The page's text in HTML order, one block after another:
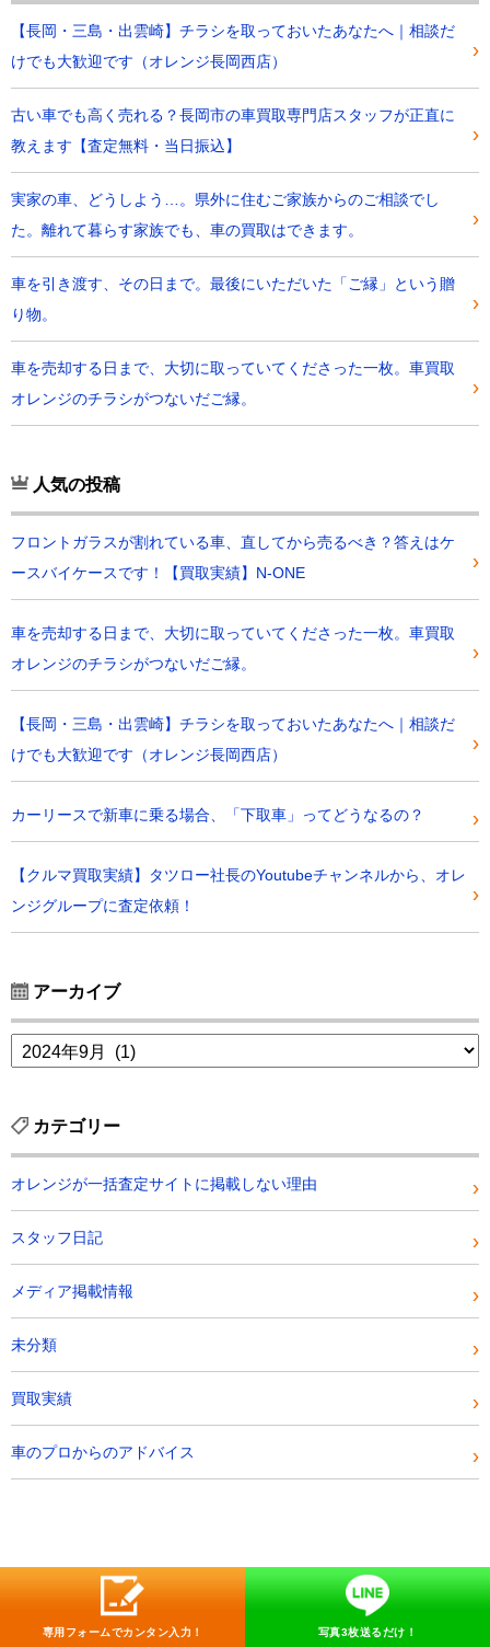
【長岡・三島・出雲崎】チラシを取っておいたあなたへ｜相談だ
けでも大歓迎です（オレンジ長岡西店）
古い車でも高く売れる？長岡市の車買取専門店スタッフが正直に
教えます【査定無料・当日振込】
実家の車、どうしよう…。県外に住むご家族からのご相談でし
た。離れて暮らす家族でも、車の買取はできます。
車を引き渡す、その日まで。最後にいただいた「ご縁」という贈
り物。
車を売却する日まで、大切に取っていてくださった一枚。車買取
オレンジのチラシがつないだご縁。
人気の投稿
フロントガラスが割れている車、直してから売るべき？答えはケ
ースバイケースです！【買取実績】N-ONE
車を売却する日まで、大切に取っていてくださった一枚。車買取
オレンジのチラシがつないだご縁。
【長岡・三島・出雲崎】チラシを取っておいたあなたへ｜相談だ
けでも大歓迎です（オレンジ長岡西店）
カーリースで新車に乗る場合、「下取車」ってどうなるの？
【クルマ買取実績】タツロー社長のYoutubeチャンネルから、オレ
ンジグループに査定依頼！
アーカイブ
カテゴリー
オレンジが一括査定サイトに掲載しない理由
スタッフ日記
メディア掲載情報
未分類
買取実績
車のプロからのアドバイス
専用フォームでカンタン入力！ 写真3枚送るだけ！